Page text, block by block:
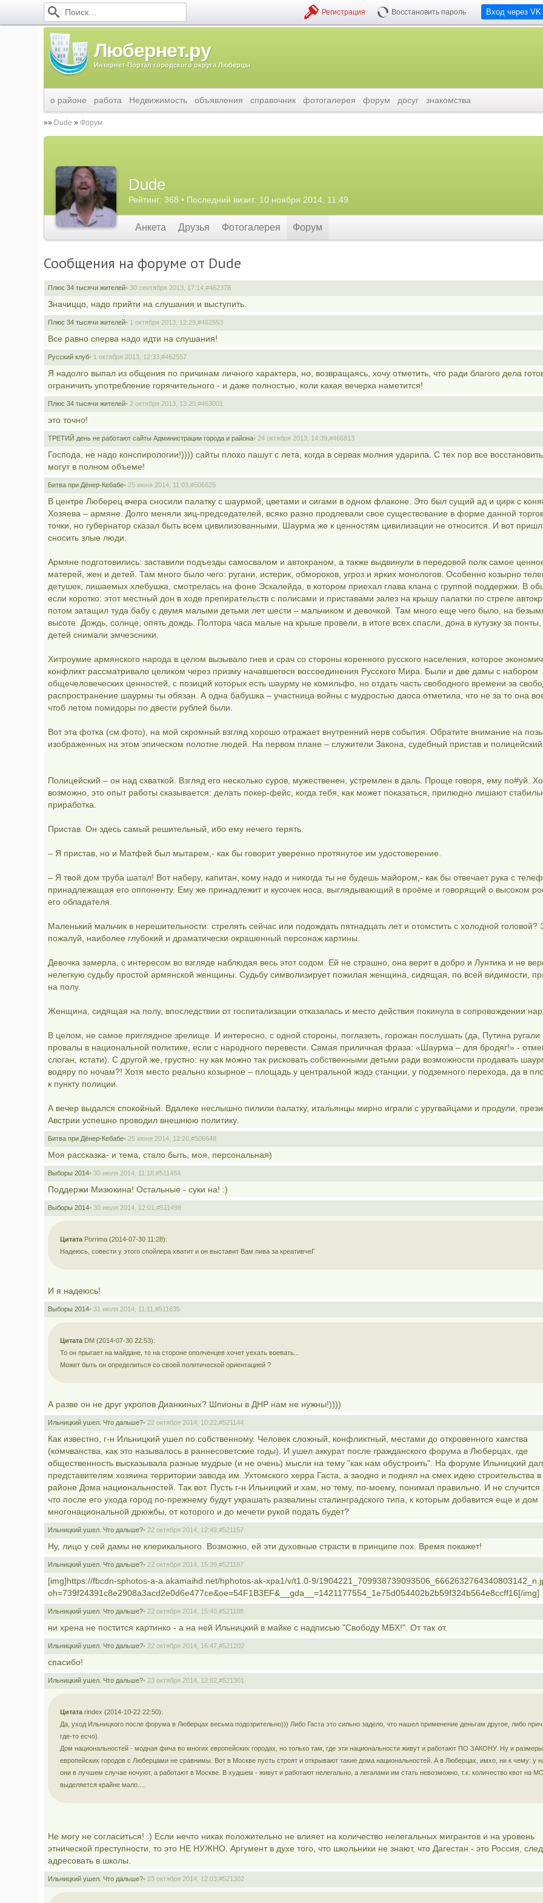
Вход через VK
Регистрация Восстановить пароль
Любернет.ру
Интернет-Портал городского округа Люберцы
о районе работа Недвижимость объявления справочник фотогалерея форум досуг знакомства
Dude Форум
Dude
Рейтинг: 368 • Последний визит: 10 ноября 2014, 11:49
Анкета Друзья Фотогалерея Форум
Сообщения на форуме от Dude
Плюс 34 тысячи жителей• 30 сентября 2013, 17:14, #462378
Значиццо, надо прийти на слушания и выступить.
Плюс 34 тысячи жителей• 1 октября 2013, 12:29, #462553
Все равно сперва надо идти на слушания!
Русский клуб• 1 октября 2013, 12:33, #462557
Я надолго выпал из общения по причинам личного характера, но, возвращаясь, хочу отметить, что ради благого дела
ограничить употребление горячительного - и даже полностью, коли какая вечерка наметится!
Плюс 34 тысячи жителей• 2 октября 2013, 13:20, #463001
это точно!
ТРЕТИЙ день не работают сайты Администрации города и района• 24 октября 2013, 14:39, #466813
Господа, не надо конспирологии!)))) сайты плохо пашут с лета, когда в сервак молния ударила. С тех пор все
могут в полном объеме!
Битва при Дёнер-Кебабе• 25 июня 2014, 11:03, #506625
В центре Люберец вчера сносили палатку с шаурмой, цветами и сигами в одном флаконе. Это был сущий ад и цирк с
Хозяева – армяне. Долго меняли зиц-председателей, всяко разно продлевали свое существование в форме данной
точки, но губернатор сказал быть всем цивилизованными. Шаурма же к ценностям цивилизации не относится. И вот
сносить злые люди.
Армяне подготовились: заставили подъезды самосвалом и автокраном, а также выдвинули в передовой полк самое
матерей, жен и детей. Там много было чего: ругани, истерик, обмороков, угроз и ярких монологов. Особенно козырно
детушек, лишаемых хлебушка, смотрелась на фоне Эскалейда, в котором приехал глава клана с группой поддержки. В
если коротко: этот местный дон в ходе препирательств с полисами и приставами залез на крышу палатки по стреле
потом затащил туда бабу с двумя малыми детьми лет шести – мальчиком и девочкой. Там много еще чего было, на
высоте. Дождь, солнце, опять дождь. Полтора часа малые на крыше провели, в итоге всех спасли, дона в кутузку за
детей снимали эмчеэсники.
Хитроумие армянского народа в целом вызывало гнев и срач со стороны коренного русского населения, которое
конфликт рассматривало целиком через призму начавшегося воссоединения Русского Мира. Были и две дамы с набором
общечеловеческих ценностей, с позиций которых есть шаурму не комильфо, но отдать часть свободного времени за
распространение шаурмы ты обязан. А одна бабушка – участница войны с мудростью даоса отметила, что не за то она
чтоб летом помидоры по двести рублей были.
Вот эта фотка (см.фото), на мой скромный взгляд хорошо отражает внутренний нерв события. Обратите внимание на позы
изображенных на этом эпическом полотне людей. На первом плане – служители Закона, судебный пристав и полицейский.
Полицейский – он над схваткой. Взгляд его несколько суров, мужественен, устремлен в даль. Проще говоря, ему по#уй.
возможно, это опыт работы сказывается: делать покер-фейс, когда тебя, как может показаться, прилюдно лишают
приработка.
Пристав. Он здесь самый решительный, ибо ему нечего терять.
– Я пристав, но и Матфей был мытарем,- как бы говорит уверенно протянутое им удостоверение.
– Я твой дом труба шатал! Вот наберу, капитан, кому надо и никогда ты не будешь майором,- как бы отвечает рука с
принадлежащая его оппоненту. Ему же принадлежит и кусочек носа, выглядывающий в проёме и говорящий о высоком
его обладателя.
Маленький мальчик в нерешительности: стрелять сейчас или подождать пятнадцать лет и отомстить с холодной головой?
пожалуй, наиболее глубокий и драматически окрашенный персонаж картины.
Девочка замерла, с интересом во взгляде наблюдая весь этот содом. Ей не страшно, она верит в добро и Лунтика и не
нелегкую судьбу простой армянской женщины. Судьбу символизирует пожилая женщина, сидящая, по всей видимости,
на полу.
Женщина, сидящая на полу, впоследствии от госпитализации отказалась и место действия покинула в сопровождении
В целом, не самое приглядное зрелище. И интересно, с одной стороны, поглазеть, горожан послушать (да, Путина ругали
провалы в национальной политике, если с народного перевести. Самая приличная фраза: «Шаурма – для бродяг!» -
слоган, кстати). С другой же, грустно: ну как можно так рисковать собственными детьми ради возможности продавать
водяру по ночам?! Хотя место реально козырное – площадь у центральной жэдэ станции, у подземного перехода, да в
к пункту полиции.
А вечер выдался спокойный. Вдалеке неслышно пилили палатку, итальянцы мирно играли с уругвайцами и продули,
Австрии успешно проводил внешнюю политику.
Битва при Дёнер-Кебабе• 25 июня 2014, 12:26, #506648
Моя рассказка- и тема, стало быть, моя, персональная)
Выборы 2014• 30 июля 2014, 11:18, #511484
Поддержи Мизюкина! Остальные - суки на! :)
Выборы 2014• 30 июля 2014, 12:01, #511498
Цитата Porrima (2014-07-30 11:28):
Надеюсь, совести у этого спойлера хватит и он выставит Вам пива за креативчеГ
И я надеюсь!
Выборы 2014• 31 июля 2014, 11:11, #511635
Цитата DM (2014-07-30 22:53):
То он прыгает на майдане, то на стороне ополченцев хочет уехать воевать...
Может быть он определиться со своей политической ориентацией ?
А разве он не друг укропов Дианкиных? Шпионы в ДНР нам не нужны!))))
Ильницкий ушел. Что дальше?• 22 октября 2014, 10:22, #521144
Как известно, г-н Ильницкий ушел по собственному. Человек сложный, конфликтный, местами до откровенного хамства
(комчванства, как это называлось в раннесоветские годы). И ушел аккурат после гражданского форума в Люберцах, где
общественность высказывала разные мудрые (и не очень) мысли на тему "как нам обустроить". На форуме Ильницкий дал
представителям хозяина территории завода им. Ухтомского херра Гаста, а заодно и поднял на смех идею строительства в
районе Дома национальностей. Так вот. Пусть г-н Ильницкий и хам, но тему, по-моему, понимал правильно. И не случится
что после его ухода город по-прежнему будут украшать развалины сталинградского типа, к которым добавится еще и дом
многонациональной дрюжбы, от которого и до мечети рукой подать будет?
Ильницкий ушел. Что дальше?• 22 октября 2014, 12:49, #521157
Ну, лицо у сей дамы не клерикального. Возможно, ей эти духовные страсти в принципе пох. Время покажет!
Ильницкий ушел. Что дальше?• 22 октября 2014, 15:39, #521187
[img]https://fbcdn-sphotos-a-a.akamaihd.net/hphotos-ak-xpa1/v/t1.0-9/
oh=739f24391c8e2908a3acd2e0d6e477ce&oe=54F1B3EF&__gda__=1421177554_1e75d054402b2b59f324b564e8ccff16[/img]
Ильницкий ушел. Что дальше?• 22 октября 2014, 15:40, #521188
ни хрена не постится картинко - а на ней Ильницкий в майке с надписью "Свободу МБХ!". От так от.
Ильницкий ушел. Что дальше?• 22 октября 2014, 16:47, #521202
спасибо!
Ильницкий ушел. Что дальше?• 23 октября 2014, 12:02, #521301
Цитата rindex (2014-10-22 22:50):
Да, уход Ильницкого после форума в Люберцах весьма подозрительно))) Либо Гаста это сильно задело, что нашел применение деньгам другое, либо
где-то есчо)
Дом национальностей - модная фича во многих европейских городах, но только там, где эти национальности живут и работают ПО ЗАКОНУ. Ну и размеры
европейских городов с Люберцами не сравнимы. Вот в Москве пусть строят и открывают такие дома национальностей. А в Люберцах, имхо, ни к чему: у
они в лучшем случае ночуют, а работают в Москве. В худшем - живут и работают нелегально, а легалами им стать невозможно, т.к. количество квот на МО
выделяется крайне мало....
Не могу не согласиться! :) Если нечто никак положительно не влияет на количество нелегальных мигрантов и на уровень
этнической преступности, то это НЕ НУЖНО. Аргумент в духе того, что школьники не знают, что Дагестан - это Россия,
адресовать в школы.
Ильницкий ушел. Что дальше?• 23 октября 2014, 12:03, #521302